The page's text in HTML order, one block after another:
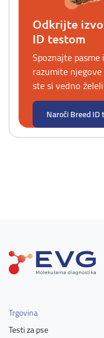
Odkrijte
ID testom
Spoznajte
razumite
ste si vedno
Naroči Breed
Trgovina
Testi za pse